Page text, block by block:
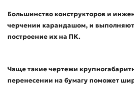
Большинство конструкторов и
черчении карандашом, и
построение их на ПК.
Чаще такие чертежи
перенесении на бумагу поможет